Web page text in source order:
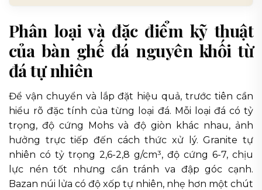
Phân loại và đặc điểm kỹ thuật
của bàn ghế đá nguyên khối từ
đá tự nhiên
Để vận chuyển và lắp đặt hiệu quả, trước tiên cần
hiểu rõ đặc tính của từng loại đá. Mỗi loại đá có tỷ
trọng, độ cứng Mohs và độ giòn khác nhau, ảnh
hưởng trực tiếp đến cách thức xử lý. Granite tự
nhiên có tỷ trọng 2,6-2,8 g/cm³, độ cứng 6-7, chịu
lực nén tốt nhưng cần tránh va đập góc cạnh.
Bazan núi lửa có độ xốp tự nhiên, nhẹ hơn một chút